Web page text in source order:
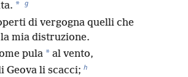
* g
di vergogna quelli che
mia distruzione.
pula * al vento,
Geova li scacci; h